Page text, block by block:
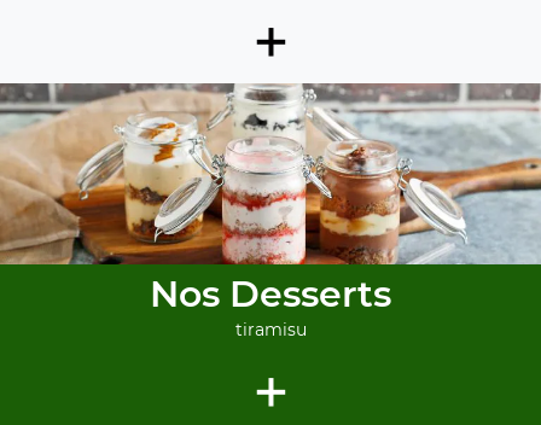
+
Nos Desserts
tiramisu
+